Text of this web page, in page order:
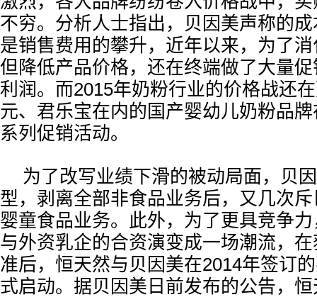
不穷。分析人士指出，贝因美声称的
是销售费用的攀升，近年以来，为了
但降低产品价格，还在终端做了大量
利润。而2015年奶粉行业的价格战还
元、君乐宝在内的国产婴幼儿奶粉品
系列促销活动。
为了改写业绩下滑的被动局面，贝
型，剥离全部非食品业务后，又几次
婴童食品业务。此外，为了更具竞争
与外资乳企的合资演变成一场潮流，
准后，恒天然与贝因美在2014年签订
式启动。据贝因美日前发布的公告，